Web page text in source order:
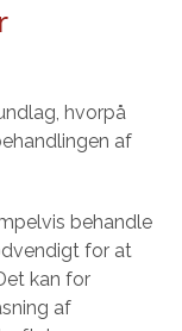
hvorpå
af
behandle
for at
kan for
af